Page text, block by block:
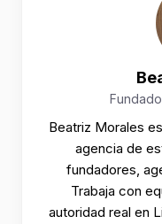
Beatriz Morales
agencia de
fundadores,
Trabaja con
autoridad real en